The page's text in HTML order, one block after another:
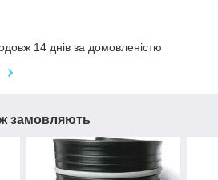
14 днів за домовленістю
замовляють